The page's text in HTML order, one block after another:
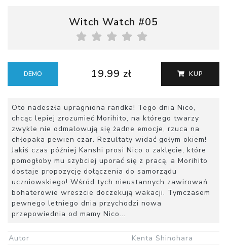
Witch Watch #05
DEMO 19.99 zł KUP
Oto nadeszła upragniona randka! Tego dnia Nico,
chcąc lepiej zrozumieć Morihito, na którego twarzy
zwykle nie odmalowują się żadne emocje, rzuca na
chłopaka pewien czar. Rezultaty widać gołym okiem!
Jakiś czas później Kanshi prosi Nico o zaklęcie, które
pomogłoby mu szybciej uporać się z pracą, a Morihito
dostaje propozycję dołączenia do samorządu
uczniowskiego! Wśród tych nieustannych zawirowań
bohaterowie wreszcie doczekują wakacji. Tymczasem
pewnego letniego dnia przychodzi nowa
przepowiednia od mamy Nico...
Autor
Kenta Shinohara